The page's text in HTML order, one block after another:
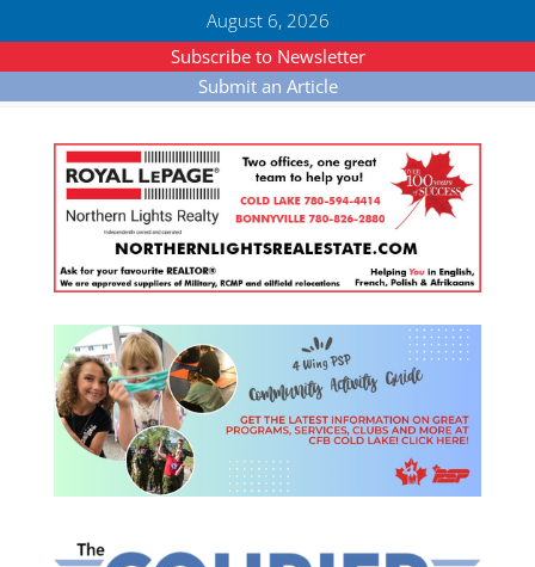
August 6, 2026
Subscribe to Newsletter
Submit an Article